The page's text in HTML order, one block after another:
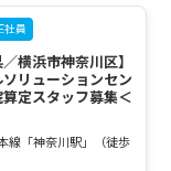
社員
／横浜市神奈川区】
リューションセン
定スタッフ募集＜
線「神奈川駅」（徒歩